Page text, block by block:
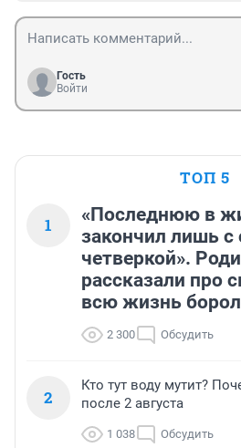
Гость
Войти
ТОП 5
1
«Последнюю в
закончил лишь с
четверкой».
рассказали про
всю жизнь
2 300 Обсудить
2
Кто тут воду мутит?
после 2 августа
1 038 Обсудить